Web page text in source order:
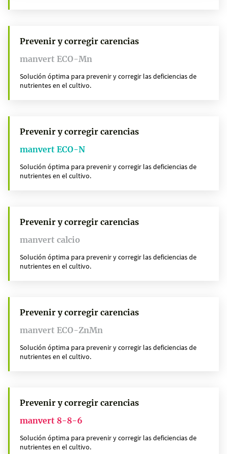
Prevenir y corregir carencias
manvert ECO-Mn
Solución óptima para prevenir y corregir las deficiencias de
nutrientes en el cultivo.
Prevenir y corregir carencias
manvert ECO-N
Solución óptima para prevenir y corregir las deficiencias de
nutrientes en el cultivo.
Prevenir y corregir carencias
manvert calcio
Solución óptima para prevenir y corregir las deficiencias de
nutrientes en el cultivo.
Prevenir y corregir carencias
manvert ECO-ZnMn
Solución óptima para prevenir y corregir las deficiencias de
nutrientes en el cultivo.
Prevenir y corregir carencias
manvert 8-8-6
Solución óptima para prevenir y corregir las deficiencias de
nutrientes en el cultivo.